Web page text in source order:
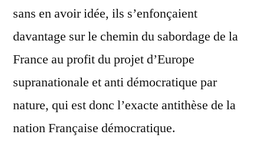
sans en avoir idée, ils s’enfonçaient
davantage sur le chemin du sabordage de la
France au profit du projet d’Europe
supranationale et anti démocratique par
nature, qui est donc l’exacte antithèse de la
nation Française démocratique.